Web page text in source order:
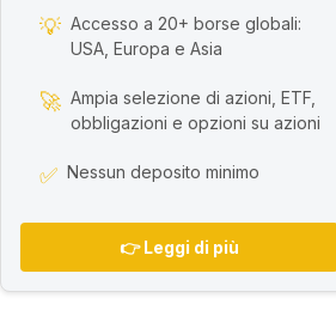
💡 Accesso a 20+ borse globali:
USA, Europa e Asia
🚀 Ampia selezione di azioni, ETF,
obbligazioni e opzioni su azioni
✅ Nessun deposito minimo
👉 Leggi di più